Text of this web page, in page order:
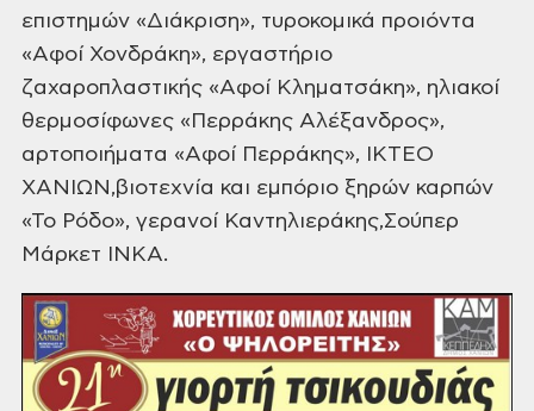
επιστημών «Διάκριση», τυροκομικά προιόντα
«Αφοί Χονδράκη», εργαστήριο
ζαχαροπλαστικής «Αφοί Κληματσάκη», ηλιακοί
θερμοσίφωνες «Περράκης Αλέξανδρος»,
αρτοποιήματα «Αφοί Περράκης», ΙΚΤΕΟ
ΧΑΝΙΩΝ,βιοτεχνία και εμπόριο ξηρών καρπών
«Το Ρόδο», γερανοί Καντηλιεράκης,Σούπερ
Μάρκετ ΙΝΚΑ.